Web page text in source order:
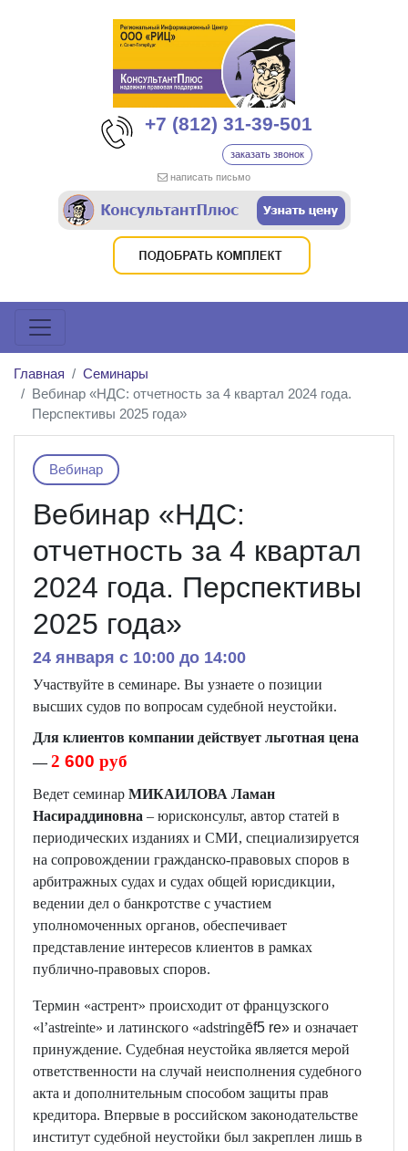
+7 (812) 31-39-501
заказать звонок
написать письмо
Главная
Семинары
Вебинар «НДС: отчетность за 4 квартал 2024 года.
Перспективы 2025 года»
Вебинар
Вебинар «НДС:
отчетность за 4 квартал
2024 года. Перспективы
2025 года»
24 января c 10:00 до 14:00
Участвуйте в семинаре. Вы узнаете о позиции
высших судов по вопросам судебной неустойки.
Для клиентов компании действует льготная цена
—2 600 руб
Ведет семинар МИКАИЛОВА Ламан
Насираддиновна – юрисконсульт, автор статей в
периодических изданиях и СМИ, специализируется
на сопровождении гражданско-правовых споров в
арбитражных судах и судах общей юрисдикции,
ведении дел о банкротстве с участием
уполномоченных органов, обеспечивает
представление интересов клиентов в рамках
публично-правовых споров.
Термин «астрент» происходит от французского
«l’astreinte» и латинского «adstringēf5 re» и означает
принуждение. Судебная неустойка является мерой
ответственности на случай неисполнения судебного
акта и дополнительным способом защиты прав
кредитора. Впервые в российском законодательстве
институт судебной неустойки был закреплен лишь в